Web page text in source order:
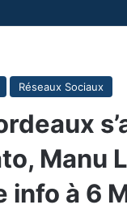
Réseaux Sociaux
Manu
info à 6